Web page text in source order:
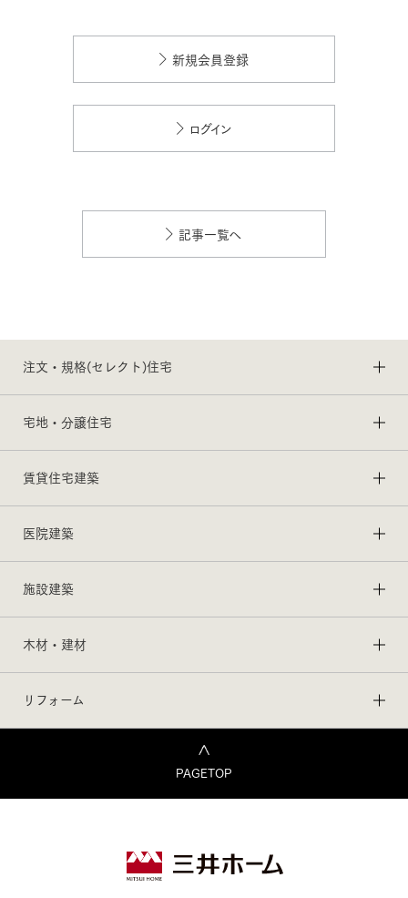
新規会員登録
ログイン
記事一覧へ
注文・規格(セレクト)住宅
宅地・分譲住宅
賃貸住宅建築
医院建築
施設建築
木材・建材
リフォーム
PAGETOP